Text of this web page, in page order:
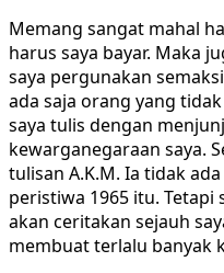
Memang sangat mahal
harus saya bayar. Maka
saya pergunakan
ada saja orang yang
saya tulis dengan
kewarganegaraan saya.
tulisan A.K.M. Ia tidak
peristiwa 1965 itu. Tetapi
akan ceritakan sejauh
membuat terlalu banyak